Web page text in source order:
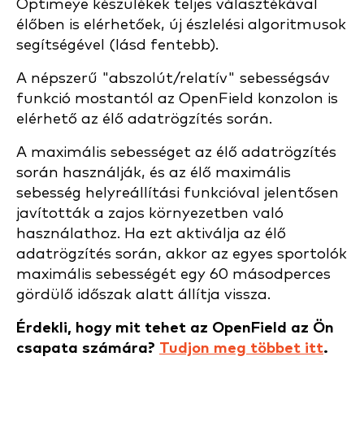
Optimeye készülékek teljes választékával
élőben is elérhetőek, új észlelési algoritmusok
segítségével (lásd fentebb).
A népszerű "abszolút/relatív" sebességsáv
funkció mostantól az OpenField konzolon is
elérhető az élő adatrögzítés során.
A maximális sebességet az élő adatrögzítés
során használják, és az élő maximális
sebesség helyreállítási funkcióval jelentősen
javították a zajos környezetben való
használathoz. Ha ezt aktiválja az élő
adatrögzítés során, akkor az egyes sportolók
maximális sebességét egy 60 másodperces
gördülő időszak alatt állítja vissza.
Érdekli, hogy mit tehet az OpenField az Ön
csapata számára? Tudjon meg többet itt.